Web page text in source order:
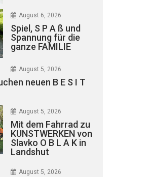
August 6, 2026
Spiel, S P A ß und
Spannung für die
ganze FAMILIE
August 5, 2026
neuen B E S I T
August 5, 2026
Mit dem Fahrrad zu
KUNSTWERKEN von
Slavko O B L A K in
Landshut
August 5, 2026